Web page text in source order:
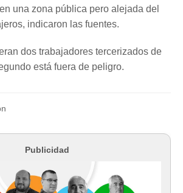
una zona pública pero alejada del
indicaron las fuentes.
dos trabajadores tercerizados de
está fuera de peligro.
Publicidad